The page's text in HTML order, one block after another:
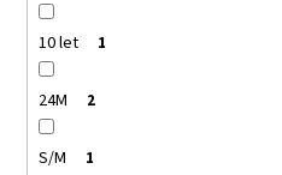
10 let 1
24M 2
S/M 1